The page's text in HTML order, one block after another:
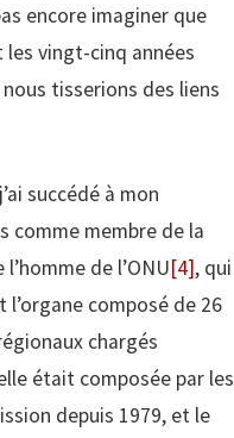
encore imaginer que
vingt-cinq années
tisserions des liens
succédé à mon
comme membre de la
de l’ONU[4], qui
l’organe composé de 26
chargés
était composée par les
depuis 1979, et le